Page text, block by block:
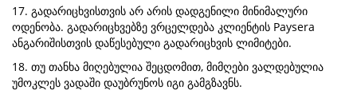
17. გადარიცხვისთვის არ არის დადგენილი მინიმალური
ოდენობა. გადარიცხვებზე ვრცელდება კლიენტის Paysera
ანგარიშისთვის დაწესებული გადარიცხვის ლიმიტები.
18. თუ თანხა მიღებულია შეცდომით, მიმღები ვალდებულია
უმოკლეს ვადაში დაუბრუნოს იგი გამგზავნს.